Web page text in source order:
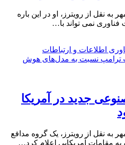
نقل از رویترز، او در این باره
نمی تواند با…
اطلاعات و ارتباطات
جدید در آمریکا
به نقل از رویترز، یک گروه مدافع
مقامات آمریکایی اعلام کرد…